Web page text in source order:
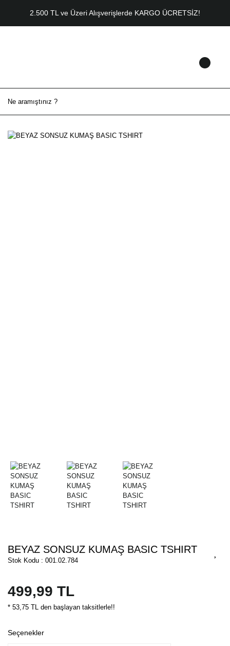
2.500 TL ve Üzeri Alışverişlerde KARGO ÜCRETSİZ!
BEYAZ SONSUZ KUMAŞ BASIC TSHIRT
Stok Kodu : 001.02.784
499,99 TL
* 53,75 TL den başlayan taksitlerle!!
Seçenekler